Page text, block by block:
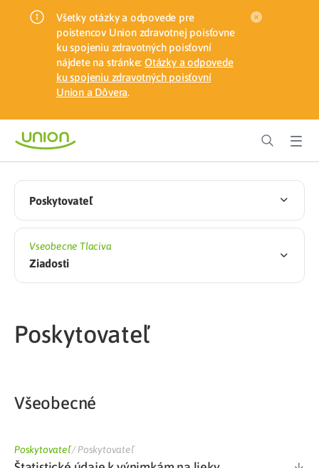
Všetky otázky a odpovede pre
poistencov Union zdravotnej poisťovne
ku spojeniu zdravotných poisťovní
nájdete na stránke: Otázky a odpovede
ku spojeniu zdravotných poisťovní
Union a Dôvera.
Poskytovateľ
Vseobecne Tlaciva
Ziadosti
Poskytovateľ
Všeobecné
Poskytovateľ/Poskytovateľ